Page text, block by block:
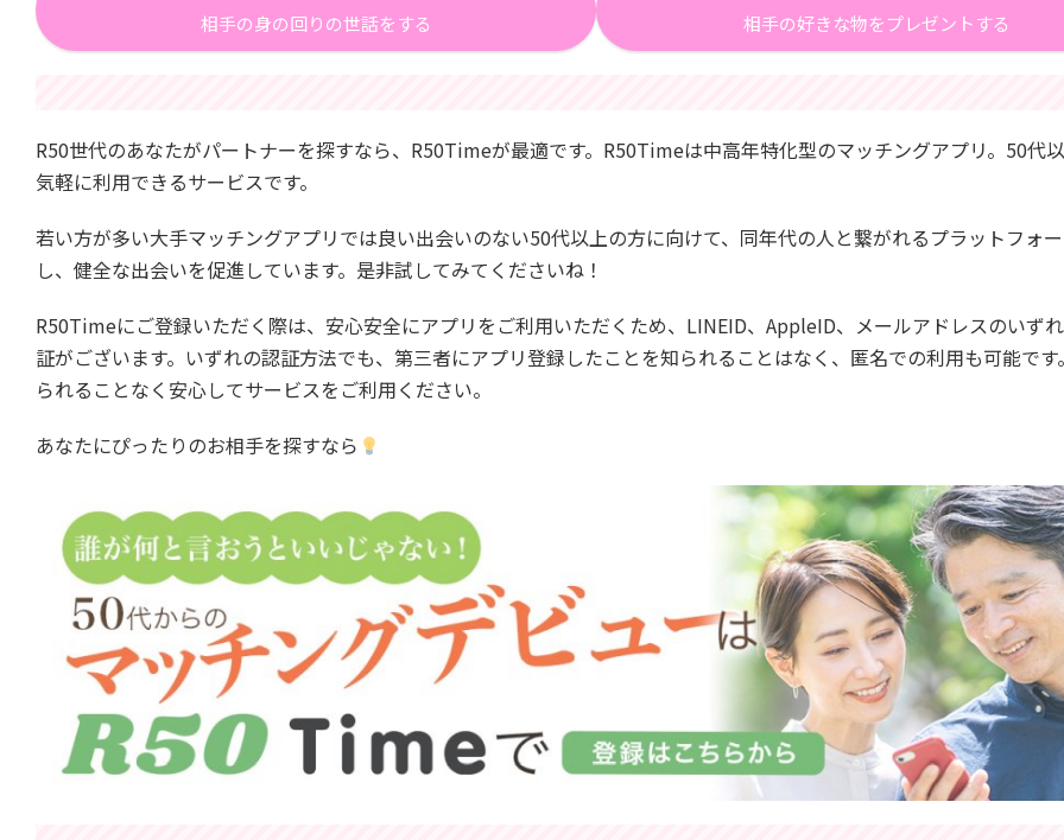
相手の身の回りの世話をする 相手の好きな物をプレゼントする
R50世代のあなたがパートナーを探すなら、R50Timeが最適です。R50Timeは中高年特化型のマッチングアプリ。50代
気軽に利用できるサービスです。
若い方が多い大手マッチングアプリでは良い出会いのない50代以上の方に向けて、同年代の人と繋がれるプラットフォ
し、健全な出会いを促進しています。是非試してみてくださいね！
R50Timeにご登録いただく際は、安心安全にアプリをご利用いただくため、LINEID、AppleID、メールアドレスのいず
証がございます。いずれの認証方法でも、第三者にアプリ登録したことを知られることはなく、匿名での利用も可能で
られることなく安心してサービスをご利用ください。
あなたにぴったりのお相手を探すなら